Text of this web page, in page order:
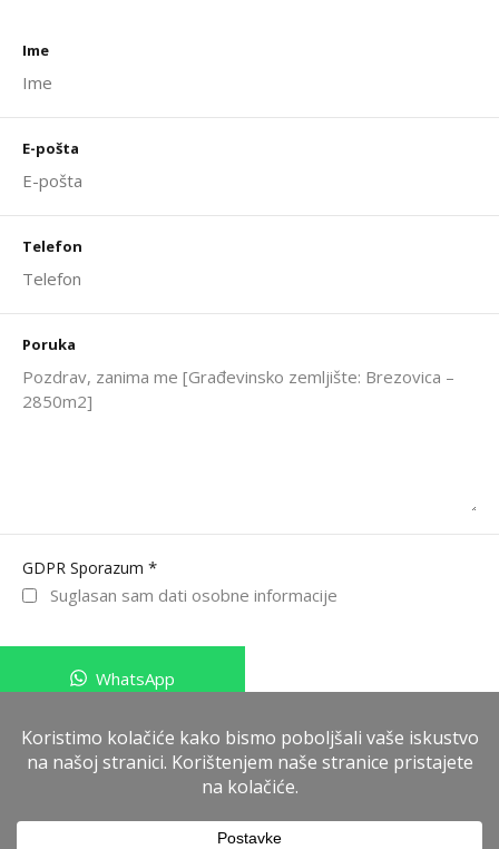
Ime
E-pošta
Telefon
Poruka
GDPR Sporazum *
Suglasan sam dati osobne informacije
WhatsApp
Pošalji poruku